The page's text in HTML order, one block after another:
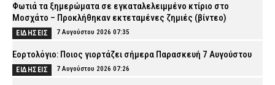
Φωτιά τα ξημερώματα σε εγκαταλελειμμένο κτίριο στο
Μοσχάτο – Προκλήθηκαν εκτεταμένες ζημιές (βίντεο)
ΕΙΔΗΣΕΙΣ 7 Αυγούστου 2026 07:35
Εορτολόγιο: Ποιος γιορτάζει σήμερα Παρασκευή 7 Αυγούστου
ΕΙΔΗΣΕΙΣ 7 Αυγούστου 2026 07:26